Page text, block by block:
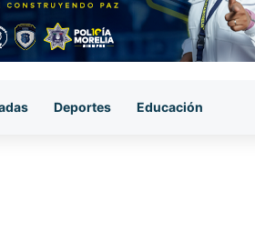
Deportes Educación